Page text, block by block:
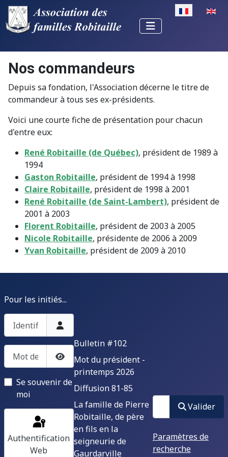
Sélectionnez
Nos commandeurs
Depuis sa fondation, l'Association décerne le titre de
commandeur à tous ses ex-présidents.
Voici une courte fiche de présentation pour chacun
d'entre eux:
René Robitaille (de Québec), président de 1989 à
1994
Gaston Robitaille, président de 1994 à 1998
Claire Robitaille, président de 1998 à 2001
René Robitaille (de Saint-Lambert), président de
2001 à 2003
Florent Robitaille, président de 2003 à 2005
Nicole Robitaille, présidente de 2006 à 2009
Yvan Robitaille, président de 2009 à 2010
Pour les initiés...
Identifiant
Mot de passe
Afficher le mot de passe
Se souvenir de
moi
Authentification
Web
Bulletin #102
Mot du président -
printemps 2026
Diffusion 81-85
La famille de Pierre
Robitaille, de père
en fils en la
seigneurie de
Gaurdarville
Valider
Valider
Paramètres de
recherche